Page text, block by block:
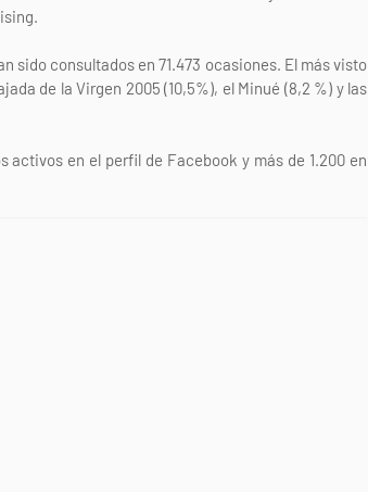
sido consultados en 71.473 ocasiones. El más visto
de la Virgen 2005 (10,5%), el Minué (8,2 %) y las
en el perfil de Facebook y más de 1.200 en